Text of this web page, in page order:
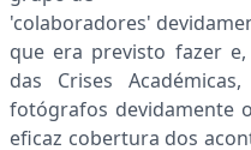
'colaboradores'
que era previsto fazer
das Crises
fotógrafos devidamente
eficaz cobertura dos